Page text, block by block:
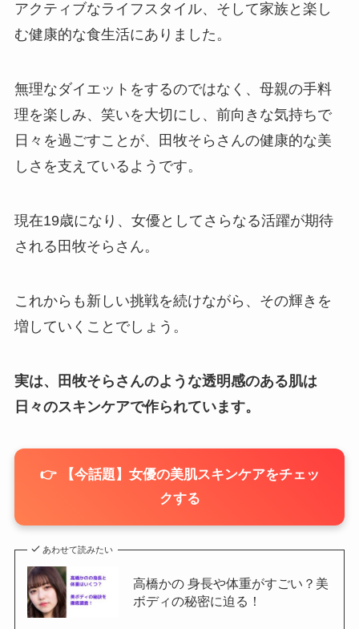
アクティブなライフスタイル、そして家族と楽し
む健康的な食生活にありました。
無理なダイエットをするのではなく、母親の手料
理を楽しみ、笑いを大切にし、前向きな気持ちで
日々を過ごすことが、田牧そらさんの健康的な美
しさを支えているようです。
現在19歳になり、女優としてさらなる活躍が期待
される田牧そらさん。
これからも新しい挑戦を続けながら、その輝きを
増していくことでしょう。
実は、田牧そらさんのような透明感のある肌は
日々のスキンケアで作られています。
👉 【今話題】女優の美肌スキンケアをチェッ
クする
あわせて読みたい
高橋かの 身長や体重がすごい？美
ボディの秘密に迫る！